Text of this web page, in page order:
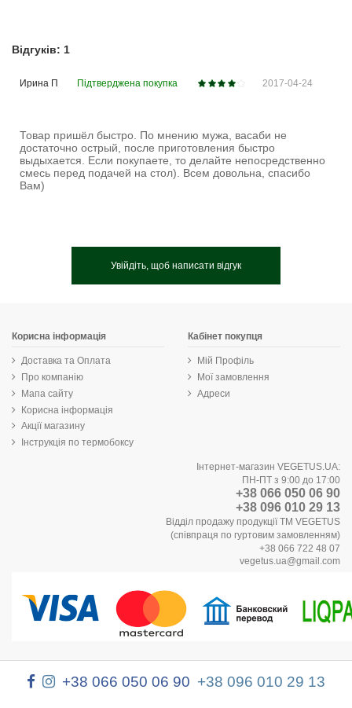
Відгуків: 1
Ирина П Підтверджена покупка 2017-04-24
Товар пришёл быстро. По мнению мужа, васаби не
достаточно острый, после приготовления быстро
выдыхается. Если покупаете, то делайте непосредственно
смесь перед подачей на стол). Всем довольна, спасибо
Вам)
Увійдіть, щоб написати відгук
Корисна інформація
Доставка та Оплата
Про компанію
Мапа сайту
Корисна інформація
Акції магазину
Інструкція по термобоксу
Кабінет покупця
Мій Профіль
Мої замовлення
Адреси
Інтернет-магазин VEGETUS.UA:
ПН-ПТ з 9:00 до 17:00
+38 066 050 06 90
+38 096 010 29 13
Відділ продажу продукції ТМ VEGETUS
(співпраця по гуртовим замовленням)
+38 066 722 48 07
vegetus.ua@gmail.com
+38 066 050 06 90 +38 096 010 29 13